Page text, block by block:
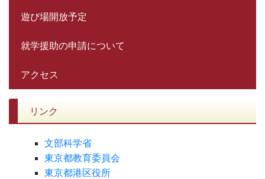
遊び場開放予定
就学援助の申請について
アクセス
リンク
文部科学省
東京都教育委員会
東京都港区役所